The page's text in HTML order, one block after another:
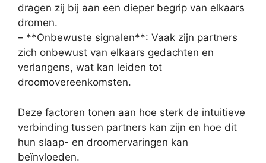
dragen zij bij aan een dieper begrip van elkaars
dromen.
– **Onbewuste signalen**: Vaak zijn partners
zich onbewust van elkaars gedachten en
verlangens, wat kan leiden tot
droomovereenkomsten.
Deze factoren tonen aan hoe sterk de intuitieve
verbinding tussen partners kan zijn en hoe dit
hun slaap- en droomervaringen kan
beïnvloeden.